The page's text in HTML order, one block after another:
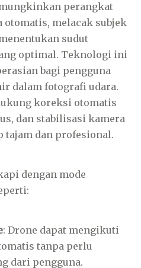
perangkat
otomatis, melacak subjek
sudut
optimal. Teknologi ini
bagi pengguna
dalam fotografi udara.
koreksi otomatis
dan stabilisasi kamera
tajam dan profesional.
dengan mode
: Drone dapat mengikuti
tanpa perlu
dari pengguna.